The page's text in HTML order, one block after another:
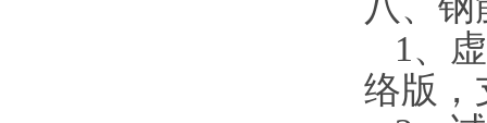
1 、
络版，